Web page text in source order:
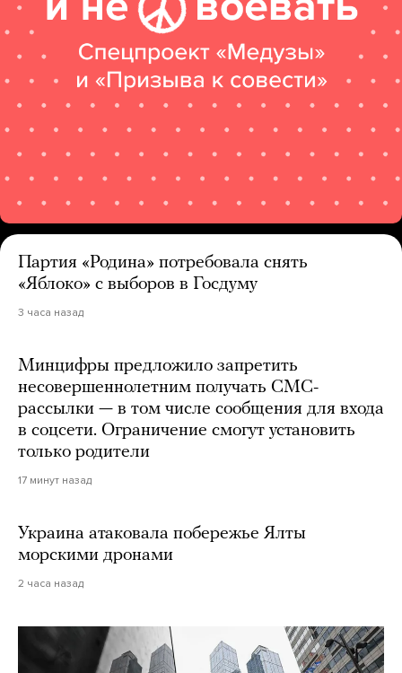
Партия «Родина» потребовала снять
«Яблоко» с выборов в Госдуму
3 часа назад
Минцифры предложило запретить
несовершеннолетним получать СМС-
рассылки — в том числе сообщения для входа
в соцсети. Ограничение смогут установить
только родители
17 минут назад
Украина атаковала побережье Ялты
морскими дронами
2 часа назад